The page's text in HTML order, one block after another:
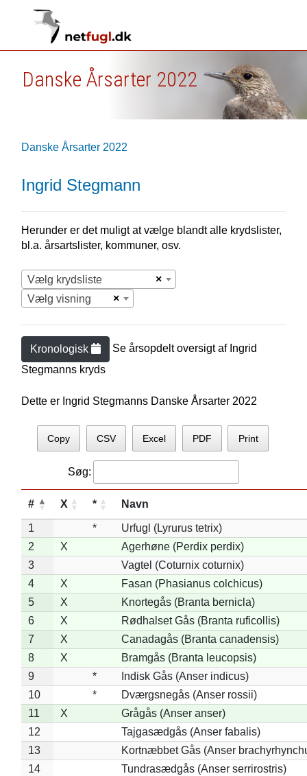
Danske Årsarter 2022
Danske Årsarter 2022
Ingrid Stegmann
Herunder er det muligt at vælge blandt alle krydslister,
bl.a. årsartslister, kommuner, osv.
×
Vælg krydsliste
×
Vælg visning
Kronologisk Se årsopdelt oversigt af Ingrid
Stegmanns kryds
Dette er Ingrid Stegmanns Danske Årsarter 2022
Copy CSV Excel PDF Print
Søg:
# X * Navn
1 *
Urfugl (Lyrurus tetrix)
2
X
Agerhøne (Perdix perdix)
3
Vagtel (Coturnix coturnix)
4
X
Fasan (Phasianus colchicus)
5
X
Knortegås (Branta bernicla)
6
X
Rødhalset Gås (Branta ruficollis)
7
X
Canadagås (Branta canadensis)
8
X
Bramgås (Branta leucopsis)
9
*
Indisk Gås (Anser indicus)
10
*
Dværgsnegås (Anser rossii)
11
X
Grågås (Anser anser)
12
Tajgasædgås (Anser fabalis)
13
Kortnæbbet Gås (Anser
14
Tundrasædgås (Anser serrirostris)